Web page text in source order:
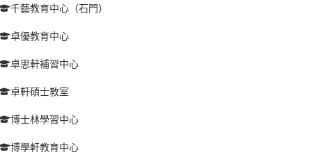
千藝教育中心（石門）
卓優教育中心
卓思軒補習中心
卓軒碩士教室
博士林學習中心
博學軒教育中心